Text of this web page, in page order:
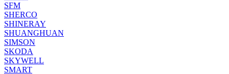
SFM
SHERCO
SHINERAY
SHUANGHUAN
SIMSON
SKODA
SKYWELL
SMART